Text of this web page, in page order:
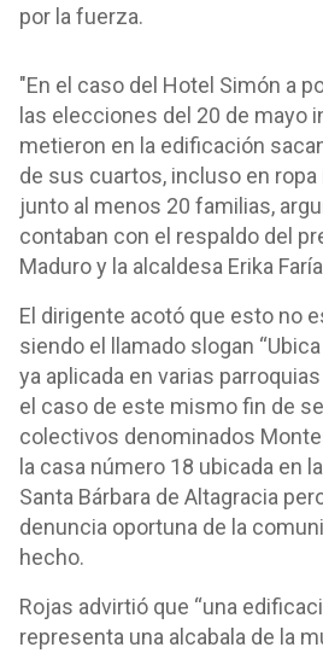
por la fuerza.
"En el caso del Hotel Simón a
las elecciones del 20 de mayo
metieron en la edificación
de sus cuartos, incluso en
junto al menos 20 familias,
contaban con el respaldo del
Maduro y la alcaldesa Erika
El dirigente acotó que esto no
siendo el llamado slogan
ya aplicada en varias
el caso de este mismo fin de
colectivos denominados
la casa número 18 ubicada en
Santa Bárbara de Altagracia
denuncia oportuna de la
hecho.
Rojas advirtió que “una
representa una alcabala de la